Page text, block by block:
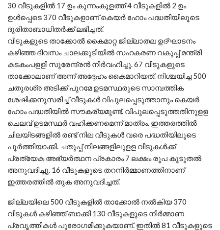
30 വീടുകളിൽ 17 ഉം കുന്നംകുളത്ത് 4 വീടുകളിൽ 2 ഉം
ഉൾപ്പെടെ 370 വീടുകളാണ് കെയർ ഹോം പദ്ധതിയിലൂടെ
ദുരിതാബാധിതർക്ക് ലഭിച്ചത്.
വീടുകളുടെ താക്കോൽ കൈമാറ്റ ജില്ലാതല ഉദ്ഘാടനം
കഴിഞ്ഞ ദിവസം ചാലക്കുടിയിൽ സഹകരണ വകുപ്പ് മന്ത്രി
കടകംപളളി സുരേന്ദ്രൻ നിർവഹിച്ചു. 67 വീടുകളുടെ
താക്കോലാണ് അന്ന് അദ്ദേഹം കൈമാറിയത്. നിശ്ചയിച്ച 500
ചതുരശ്ര അടിക്ക് പുറമേ ഉടമസ്ഥരുടെ സാമ്പത്തിക
ശേഷിക്കനുസരിച്ച് വീടുകൾ വിപുലപ്പെടുത്താനും കെയർ
ഹോം പദ്ധതിയിൽ സൗകര്യമുണ്ട്. വിപുലപ്പെടുത്തതിനുളള
ചെലവ് ഉടമസ്ഥർ വഹിക്കണമെന്ന് മാത്രം. ഇത്തരത്തിൽ
ചിലയിടങ്ങളിൽ രണ്ട് നില വീടുകൾ വരെ പദ്ധതിയിലൂടെ
പൂർത്തിയാക്കി. ചതുപ്പ് നിലങ്ങളിലുളള വീടുകൾക്ക്
പ്രത്യേക അഭ്യർത്ഥന പ്രകാരം 7 ലക്ഷം രൂപ കൂടുതൽ
അനുവദിച്ചു. 16 വീടുകളുടെ തറനിർമ്മാണത്തിനാണ്
ഇത്തരത്തിൽ തുക അനുവദിച്ചത്.
ജില്ലയിലെ 500 വീടുകളിൽ താക്കോൽ നൽകിയ 370
വീടുകൾ കഴിഞ്ഞ് ബാക്കി 130 വീടുകളുടെ നിർമ്മാണ
പ്രവൃത്തികൾ പുരോഗമിക്കുകയാണ്. ഇതിൽ 81 വീടുകളുടെ